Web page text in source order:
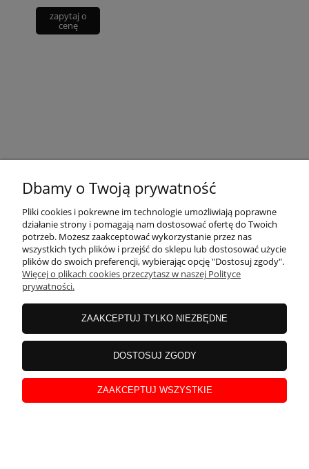
zapytaj o
cenę
TYMCZASOWE
51,84 zł
Dbamy o Twoją prywatność
Pliki cookies i pokrewne im technologie umożliwiają poprawne
działanie strony i pomagają nam dostosować ofertę do Twoich
potrzeb. Możesz zaakceptować wykorzystanie przez nas
wszystkich tych plików i przejść do sklepu lub dostosować użycie
plików do swoich preferencji, wybierając opcję "Dostosuj zgody".
Więcej o plikach cookies przeczytasz w naszej Polityce
prywatności.
ZAAKCEPTUJ TYLKO NIEZBĘDNE
DOSTOSUJ ZGODY
ZAAKCEPTUJ WSZYSTKIE